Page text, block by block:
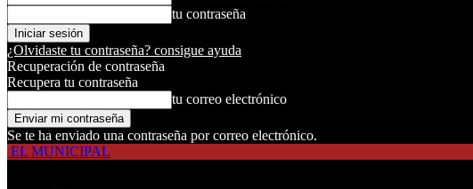
tu contraseña
¿Olvidaste tu contraseña? consigue ayuda
Recuperación de contraseña
Recupera tu contraseña
tu correo electrónico
Se te ha enviado una contraseña por correo electrónico.
EL MUNICIPAL